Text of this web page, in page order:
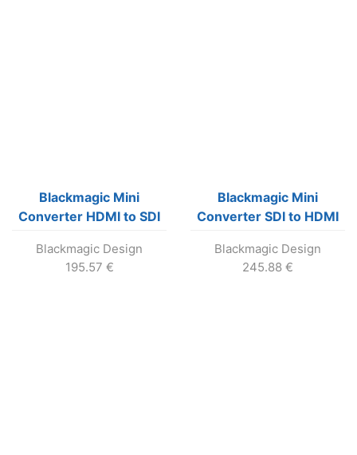
Blackmagic Mini
Converter HDMI to SDI
Blackmagic Design
195.57 €
Blackmagic Mini
Converter SDI to HDMI
Blackmagic Design
245.88 €